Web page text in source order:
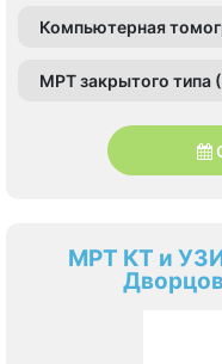
Компьютерная
МРТ закрытого типа
МРТ КТ и